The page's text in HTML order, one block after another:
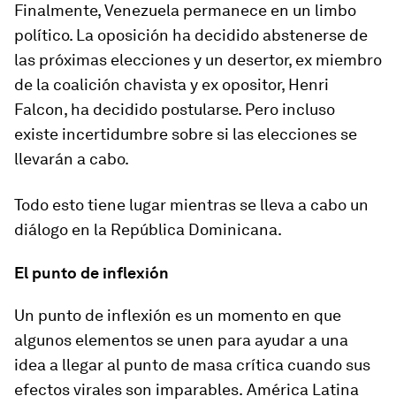
Finalmente, Venezuela permanece en un limbo
político. La oposición ha decidido abstenerse de
las próximas elecciones y un desertor, ex miembro
de la coalición chavista y ex opositor, Henri
Falcon, ha decidido postularse. Pero incluso
existe incertidumbre sobre si las elecciones se
llevarán a cabo.
Todo esto tiene lugar mientras se lleva a cabo un
diálogo en la República Dominicana.
El punto de inflexión
Un punto de inflexión es un momento en que
algunos elementos se unen para ayudar a una
idea a llegar al punto de masa crítica cuando sus
efectos virales son imparables. América Latina